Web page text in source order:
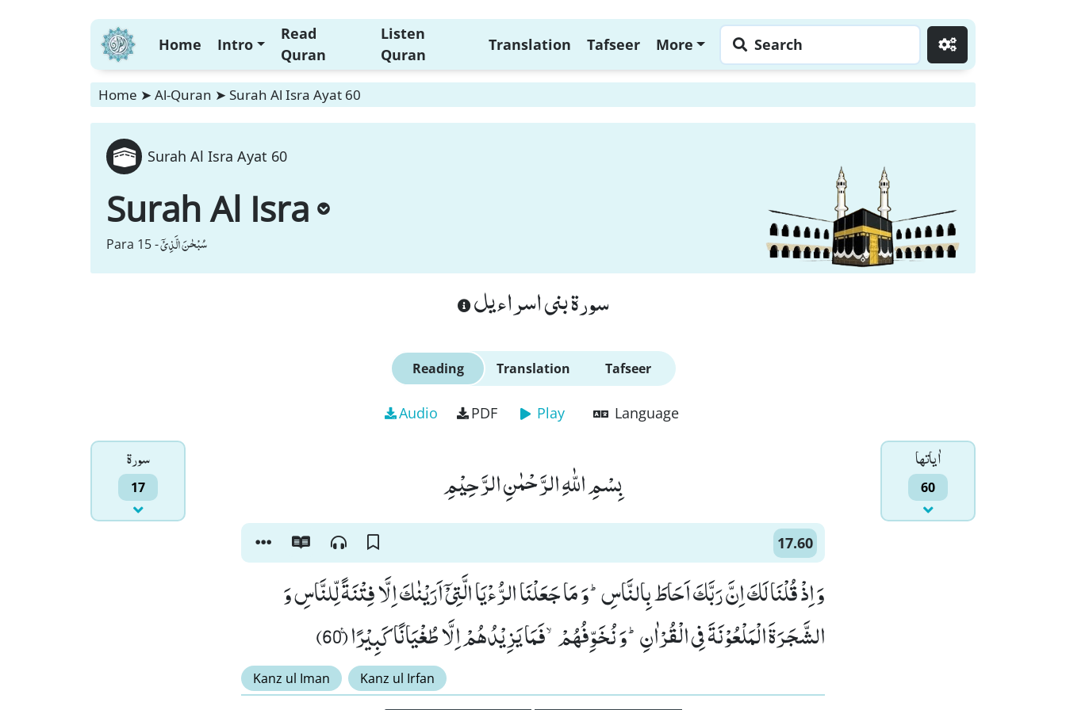
Home Intro
Read
Quran
Listen
Quran
Translation Tafseer More Search
Home ➤ Al-Quran ➤ Surah Al Isra Ayat 60
Surah Al Isra Ayat 60
Surah Al Isra
Para 15 -سُبْحٰنَ الَّذِیْۤ
سورة بنى اسراءيل
Reading Translation Tafseer
Audio PDF Play Language
سورۃ
17
اٰياتها
60 بِسْمِ اللّٰهِ الرَّحْمٰنِ الرَّحِیْمِ
17.60
وَ اِذْ قُلْنَا لَكَ اِنَّ رَبَّكَ اَحَاطَ بِالنَّاسِؕ-وَ مَا جَعَلْنَا الرُّءْیَا الَّتِیْۤ اَرَیْنٰكَ اِلَّا فِتْنَةً لِّلنَّاسِ وَ
الشَّجَرَةَ الْمَلْعُوْنَةَ فِی الْقُرْاٰنِؕ-وَ نُخَوِّفُهُمْۙ-فَمَا یَزِیْدُهُمْ اِلَّا طُغْیَانًا كَبِیْرًا۠ (60)
Kanz ul Iman Kanz ul Irfan